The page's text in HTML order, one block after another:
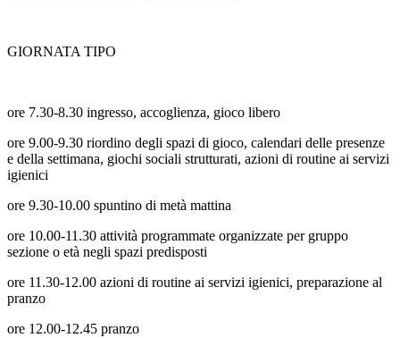
GIORNATA TIPO
ore 7.30-8.30 ingresso, accoglienza, gioco libero
ore 9.00-9.30 riordino degli spazi di gioco, calendari delle presenze
e della settimana, giochi sociali strutturati, azioni di routine ai servizi
igienici
ore 9.30-10.00 spuntino di metà mattina
ore 10.00-11.30 attività programmate organizzate per gruppo
sezione o età negli spazi predisposti
ore 11.30-12.00 azioni di routine ai servizi igienici, preparazione al
pranzo
ore 12.00-12.45 pranzo